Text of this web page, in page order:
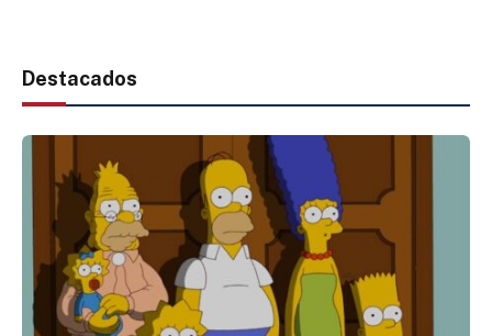
Destacados